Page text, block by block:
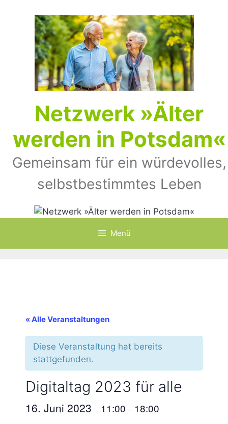
Netz­werk »Älter
wer­den in Pots­dam«
Gemeinsam für ein würdevolles,
selbst­bestimmtes Leben
Menü
« Alle Veranstaltungen
Diese Veranstaltung hat bereits
stattgefunden.
Digitaltag 2023 für alle
16. Juni 2023 , 11:00 – 18:00